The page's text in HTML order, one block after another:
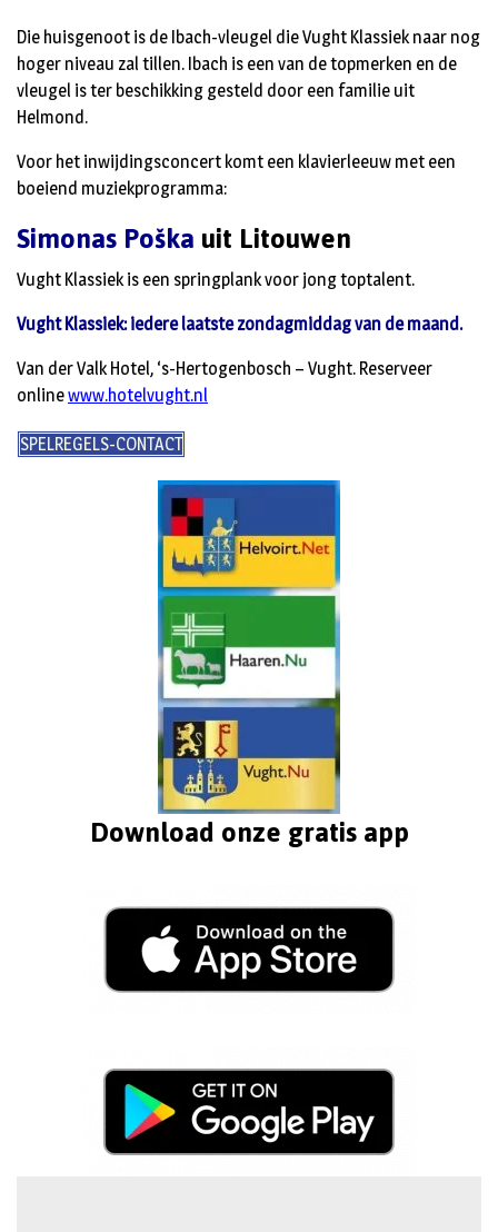
Die huisgenoot is de Ibach-vleugel die Vught Klassiek naar nog
hoger niveau zal tillen. Ibach is een van de topmerken en de
vleugel is ter beschikking gesteld door een familie uit
Helmond.
Voor het inwijdingsconcert komt een klavierleeuw met een
boeiend muziekprogramma:
Simonas Poškauit Litouwen
Vught Klassiek is een springplank voor jong toptalent.
Vught Klassiek: iedere laatste zondagmiddag van de maand.
Van der Valk Hotel, ‘s-Hertogenbosch – Vught. Reserveer
onlinewww.hotelvught.nl
SPELREGELS-CONTACT
Download onze gratis app